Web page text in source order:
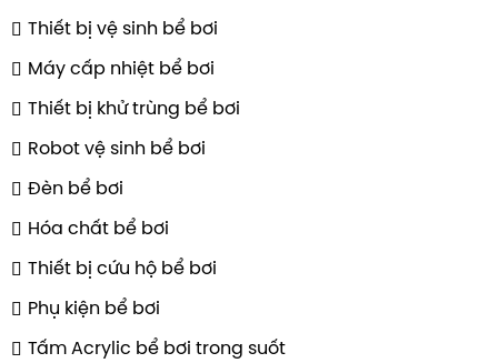
Thiết bị vệ sinh bể bơi
Máy cấp nhiệt bể bơi
Thiết bị khử trùng bể bơi
Robot vệ sinh bể bơi
Đèn bể bơi
Hóa chất bể bơi
Thiết bị cứu hộ bể bơi
Phụ kiện bể bơi
Tấm Acrylic bể bơi trong suốt